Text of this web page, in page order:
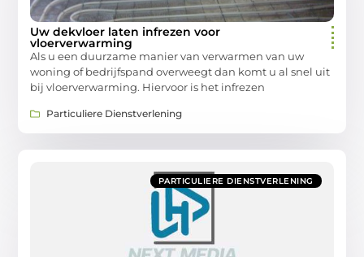
Uw dekvloer laten infrezen voor
vloerverwarming
Als u een duurzame manier van verwarmen van uw
woning of bedrijfspand overweegt dan komt u al snel uit
bij vloerverwarming. Hiervoor is het infrezen
Particuliere Dienstverlening
PARTICULIERE DIENSTVERLENING